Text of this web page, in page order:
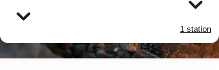
1 station